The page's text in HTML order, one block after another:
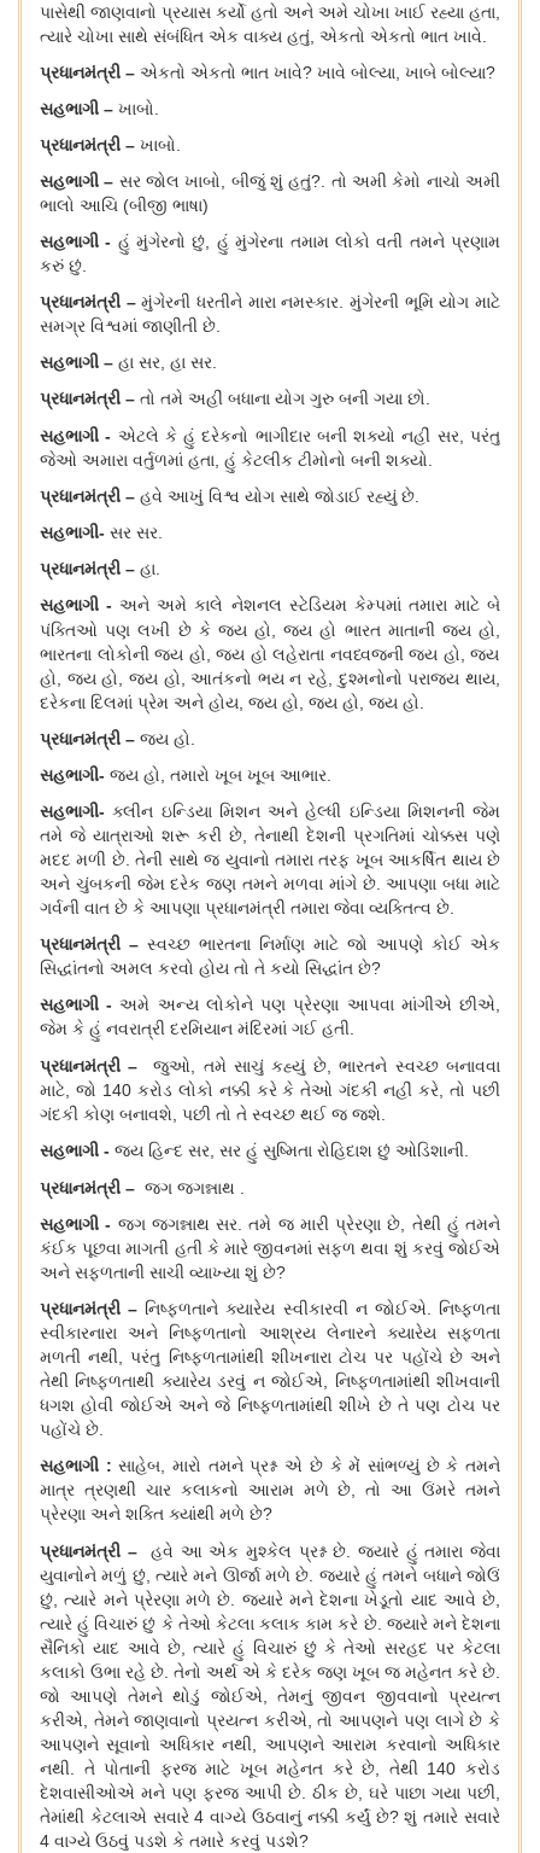
પાસેથી જાણવાનો પ્રયાસ કર્યો હતો અને અમે ચોખા ખાઈ રહ્યા હતા,
ત્યારે ચોખા સાથે સંબંધિત એક વાક્ય હતું, એકતો એકતો ભાત ખાવે.
પ્રધાનમંત્રી – એકતો એકતો ભાત ખાવે? ખાવે બોલ્યા, ખાબે બોલ્યા?
સહભાગી – ખાબો.
પ્રધાનમંત્રી – ખાબો.
સહભાગી– સર જોલ ખાબો, બીજું શું હતું?. તો અમી કેમો નાચો અમી
ભાલો આચિ (બીજી ભાષા)
સહભાગી- હું મુંગેરનો છું, હું મુંગેરના તમામ લોકો વતી તમને પ્રણામ
કરું છું.
પ્રધાનમંત્રી –મુંગેરની ધરતીને મારા નમસ્કાર. મુંગેરની ભૂમિ યોગ માટે
સમગ્ર વિશ્વમાં જાણીતી છે.
સહભાગી – હા સર, હા સર.
પ્રધાનમંત્રી – તો તમે અહીં બધાના યોગ ગુરુ બની ગયા છો.
સહભાગી- એટલે કે હું દરેકનો ભાગીદાર બની શક્યો નહીં સર, પરંતુ
જેઓ અમારા વર્તુળમાં હતા, હું કેટલીક ટીમોનો બની શક્યો.
પ્રધાનમંત્રી – હવે આખું વિશ્વ યોગ સાથે જોડાઈ રહ્યું છે.
સહભાગી- સર સર.
પ્રધાનમંત્રી – હા.
સહભાગી- અને અમે કાલે નેશનલ સ્ટેડિયમ કેમ્પમાં તમારા માટે બે
પંક્તિઓ પણ લખી છે કે જય હો, જય હો ભારત માતાન જય હો,
ભારતના લોકોનજય હો, જય હો લહેરાતા નવધ્વજનીજય હો, જય
હો, જય હો, જય હો, આતંકનો ભય ન રહે, દુશ્મનોન ો પરાજય થાય,
દરેકના દિલમાં પ્રેમ અને હોય, જય હો, જય હો, જય હો.
પ્રધાનમંત્રી – જય હો.
સહભાગી- જય હો, તમારો ખૂબ ખૂબ આભાર.
સહભાગી- ક્લીન ઇન્ડિયા મિશન અને હેલ્ધી ઇન્ડિયા મિશનની જેમ
તમે જે યાત્રાઓ શરૂ કરી છે, તેનાથી દેશની પ્રગતિમાં ચોક્કસ પણે
મદદ મળી છે. તેની સાથે જ યુવાનો તમારા તરફ ખૂબ આકર્ષિત થાય છે
અને ચુંબકની જેમ દરેક જણ તમને મળવા માંગે છે. આપણા બધા માટે
ગર્વની વાત છે કે આપણા પ્રધાનમંત્રી તમારા જેવા વ્યક્તિત્વ છે.
પ્રધાનમંત્રી – સ્વચ્છ ભારતના નિર્માણ માટે જો આપણે કોઈ એક
સિદ્ધાંતનો અમલ કરવો હોય તો તે કયો સિદ્ધાંત છે?
સહભાગી- અમે અન્ય લોકોને પણ પ્રેરણા આપવા માંગીએ છીએ,
જેમ કે હું નવરાત્રી દરમિયાન મંદિરમાં ગઈ હતી.
પ્રધાનમંત્રી– જુઓ, તમે સાચું કહ્યું છે, ભારતને સ્વચ્છ બનાવવા
માટે, જો 140 કરોડ લોકો નક્કી કરે કે તેઓ ગંદકી નહીં કરે, તો પછી
ગંદકી કોણ બનાવશે, પછી તો તે સ્વચ્છ થઈ જ જશે.
સહભાગી - જય હિન્દ સર, સર હું સુષ્મિતા રોહિદાશ છું ઓડિશાની.
પ્રધાનમંત્રી – જગ જગન્નાથ .
સહભાગી- જગ જગન્નાથ સર. તમે જ મારી પ્રેરણા છે, તેથી હું તમને
કંઈક પૂછવા માગત હતકે મારે જીવનમાં સફળ થવા શું કરવું જોઈએ
અને સફળતાની સાચી વ્યાખ્યા શું છે?
પ્રધાનમંત્રી– નિષ્ફળતાને ક્યારેય સ્વીકારવી ન જોઈએ. નિષ્ફળતા
સ્વીકારનારા અને નિષ્ફળતાનો આશ્રય લેનારને ક્યારેય સફળતા
મળતી નથી, પરંતુ નિષ્ફળતામાંથી શીખનારા ટોચ પર પહોંચે છે અને
તેથી નિષ્ફળતાથી ક્યારેય ડરવું ન જોઈએ, નિષ્ફળતામાંથી શીખવાની
ધગશ હોવી જોઈએ અને જે નિષ્ફળતામાંથી શીખે છે તે પણ ટોચ પર
પહોંચે છે.
સહભાગી : સાહેબ, મારો તમને પ્રશ્ન એ છે કે મેં સાંભળ્યું છે કે તમને
માત્ર ત્રણથી ચાર કલાકનો આરામ મળે છે, તો આ ઉંમરે તમને
પ્રેરણા અને શક્તિ ક્યાંથી મળે છે?
પ્રધાનમંત્રી – હવે આ એક મુશ્કેલ પ્રશ્ન છે. જ્યારે હું તમારા જેવા
યુવાનોને મળું છું, ત્યારે મને ઊર્જા મળે છે. જ્યારે હું તમને બધાને જોઉં
છું, ત્યારે મને પ્રેરણા મળે છે. જ્યારે મને દેશના ખેડૂતો યાદ આવે છે,
ત્યારે હું વિચારું છું કે તેઓ કેટલા કલાક કામ કરે છે. જ્યારે મને દેશના
સૈનિકો યાદ આવે છે, ત્યારે હું વિચારું છું કે તેઓ સરહદ પર કેટલા
કલાકો ઉભા રહે છે. તેનો અર્થ એ કે દરેક જણ ખૂબ જ મહેનત કરે છે.
જો આપણે તેમને થોડું જોઈએ, તેમનું જીવન જીવવાનો પ્રયત્ન
કરીએ, તેમને જાણવાનો પ્રયત્ન કરીએ, તો આપણને પણ લાગે છે કે
આપણને સૂવાનો અધિકાર નથી, આપણને આરામ કરવાનો અધિકાર
નથી. તે પોતાની ફરજ માટે ખૂબ મહેનત કરે છે, તેથી 140 કરોડ
દેશવાસીઓએ મને પણ ફરજ આપી છે. ઠીક છે, ઘરે પાછા ગયા પછી,
તેમાંથી કેટલાએ સવારે 4 વાગ્યે ઉઠવાનું નક્કી કર્યું છે? શું તમારે સવારે
4 વાગ્યે ઉઠવું પડશે કે તમારે કરવું પડશે?